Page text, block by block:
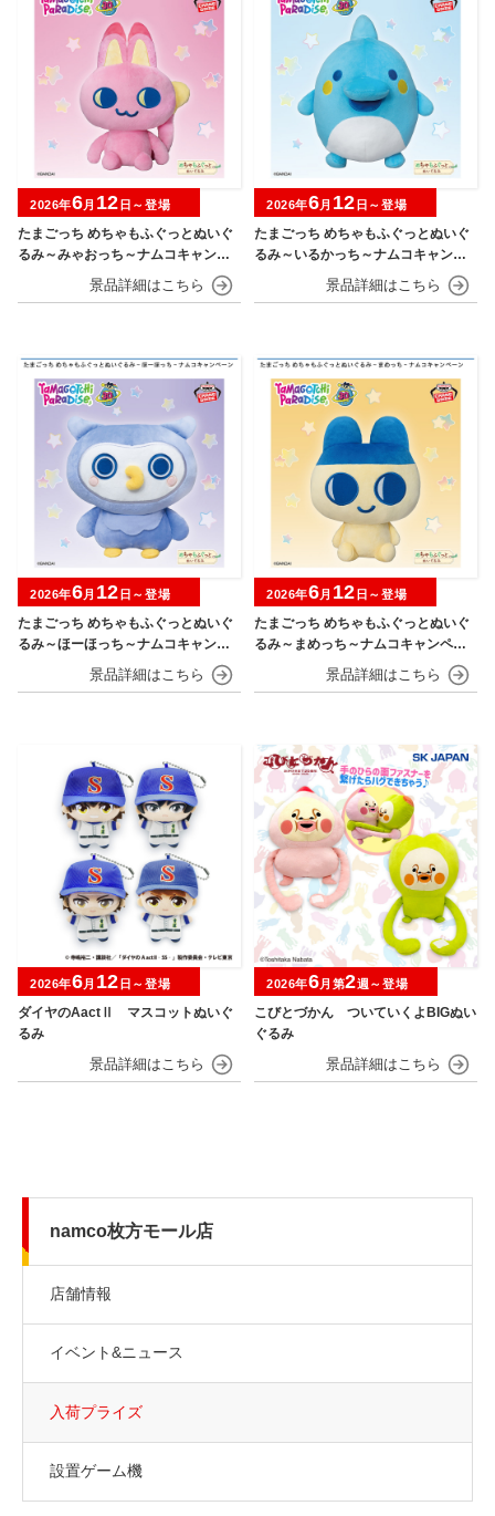
たまごっち めちゃもふぐっとぬいぐ
るみ～みゃおっち～ナムコキャンペ
2026年6月 12 日～登場
たまごっち めちゃもふぐっとぬいぐ
るみ～いるかっち～ナムコキャンペ
2026年6月 12 日～登場
たまごっち めちゃもふぐっとぬいぐ
るみ～ほーほっち～ナムコキャンペ
2026年6月 12 日～登場
たまごっち めちゃもふぐっとぬいぐ
るみ～まめっち～ナムコキャンペー
2026年6月 12 日～登場
ダイヤのAactⅡ マスコットぬいぐ
るみ
2026年6月 12 日～登場
こびとづかん ついていくよBIGぬい
ぐるみ
2026年6月第2週～登場
namco枚方モール店
店舗情報
イベント&ニュース
入荷プライズ
設置ゲーム機